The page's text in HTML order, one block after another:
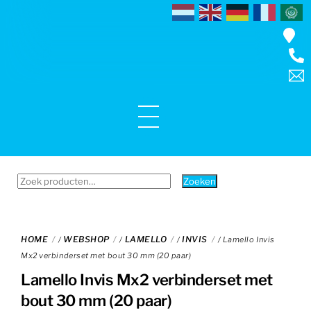
Menu
Zoeken
Zoeken
HOME / WEBSHOP / LAMELLO /INVIS
/ Lamello Invis
Mx2 verbinderset met bout 30 mm (20 paar)
Lamello Invis Mx2 verbinderset met
bout 30 mm (20 paar)